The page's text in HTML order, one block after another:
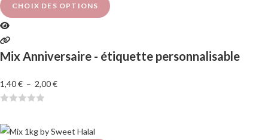
e
s
u
r
CHOIX DES OPTIONS
Mix Anniversaire - étiquette personnalisable
1,40€ – 2,00€
o